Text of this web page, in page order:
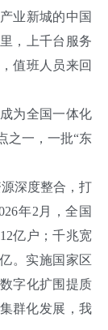
业新城的中国
，上千台服务
值班人员来回
为全国一体化
之一，一批“东
深度整合，打
年2月，全国
亿户；千兆宽
。实施国家区
字化扩围提质
群化发展，我